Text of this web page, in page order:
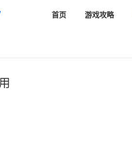
首页 游戏攻略